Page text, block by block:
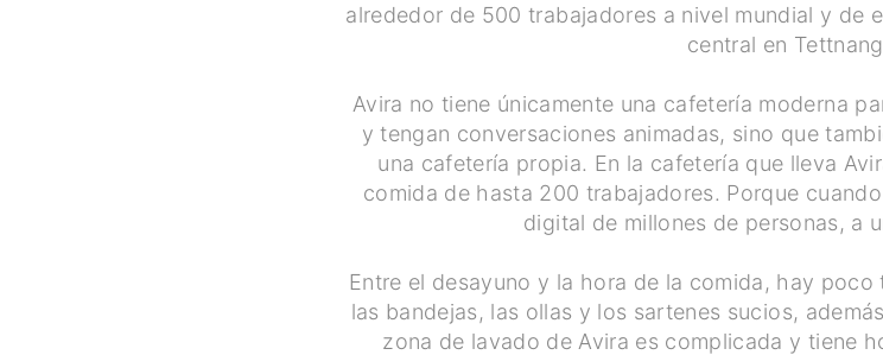
alrededor de 500 trabajadores a nivel mundial y de
central en
Avira no tiene únicamente una cafetería moderna
y tengan conversaciones animadas, sino que
una cafetería propia. En la cafetería que lleva
comida de hasta 200 trabajadores. Porque
digital de millones de personas, a
Entre el desayuno y la hora de la comida, hay
las bandejas, las ollas y los sartenes sucios,
zona de lavado de Avira es complicada y tiene